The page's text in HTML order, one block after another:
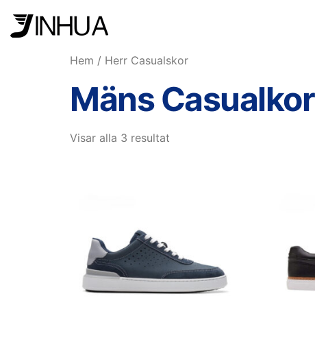
Hem / Herr Casualskor
Mäns Casualkor
Visar alla 3 resultat